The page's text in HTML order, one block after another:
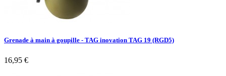
Grenade à main à goupille - TAG inovation TAG 19 (RGD5)
16,95 €